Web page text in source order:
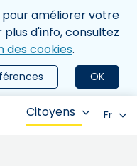
pour améliorer votre
d'info, consultez
des cookies.
OK
Citoyens Fr